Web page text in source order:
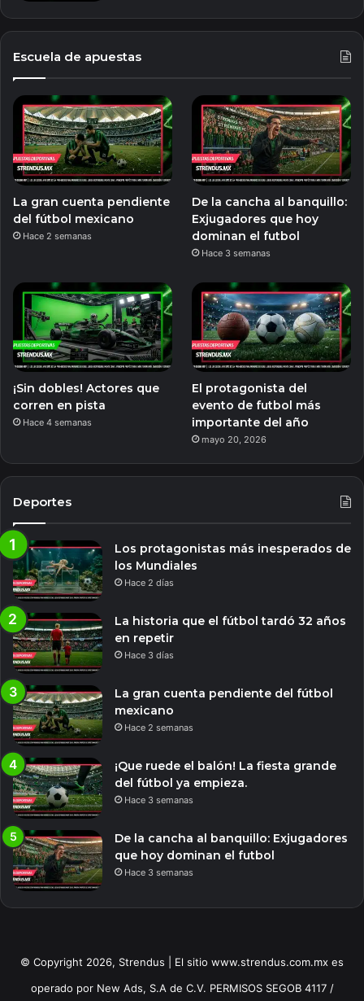
Escuela de apuestas
La gran cuenta pendiente
del fútbol mexicano
Hace 2 semanas
De la cancha al banquillo:
Exjugadores que hoy
dominan el futbol
Hace 3 semanas
¡Sin dobles! Actores que
corren en pista
Hace 4 semanas
El protagonista del
evento de futbol más
importante del año
mayo 20, 2026
Deportes
Los protagonistas más inesperados de
los Mundiales
Hace 2 días
La historia que el fútbol tardó 32 años
en repetir
Hace 3 días
La gran cuenta pendiente del fútbol
mexicano
Hace 2 semanas
¡Que ruede el balón! La fiesta grande
del fútbol ya empieza.
Hace 3 semanas
De la cancha al banquillo: Exjugadores
que hoy dominan el futbol
Hace 3 semanas
© Copyright 2026, Strendus | El sitio www.strendus.com.mx es
operado por New Ads, S.A de C.V. PERMISOS SEGOB 4117 /